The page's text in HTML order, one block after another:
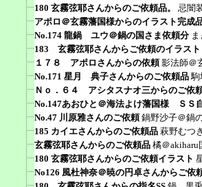
180 玄霧弦耶さんからのご依頼品。
忌闇
アポロ＠玄霧藩国様からのイラスト完成
No.174 龍鍋 ユウ＠鍋の国さま依頼分
183 玄霧弦耶さんからご依頼のイラスト
１７８ アポロさんからの依頼 影法師＠
No.171 星月 典子さんからのご依頼品 駒
Ｎｏ．６４ アシタスナオ三からのご依
No.147あおひと＠海法よけ藩国様 ＳＳ
No.47 川原雅さんのご依頼 鍋野沙子＠鍋
185 カイエさんからのご依頼品 萩野むつ
玄霧弦耶さんからのご依頼品 橘＠akiharu
180 玄霧弦耶さんからのご依頼イラスト
No126 風杜神奈＠暁の円卓さんからご依